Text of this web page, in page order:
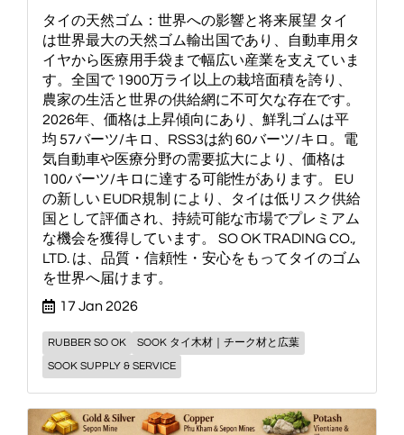
タイの天然ゴム：世界への影響と将来展望 タイ
は世界最大の天然ゴム輸出国であり、自動車用タ
イヤから医療用手袋まで幅広い産業を支えていま
す。全国で 1900万ライ以上の栽培面積を誇り、
農家の生活と世界の供給網に不可欠な存在です。
2026年、価格は上昇傾向にあり、鮮乳ゴムは平
均 57バーツ/キロ、RSS3は約 60バーツ/キロ。電
気自動車や医療分野の需要拡大により、価格は
100バーツ/キロに達する可能性があります。 EU
の新しい EUDR規制 により、タイは低リスク供給
国として評価され、持続可能な市場でプレミアム
な機会を獲得しています。 SO OK TRADING CO.,
LTD. は、品質・信頼性・安心をもってタイのゴム
を世界へ届けます。
17 Jan 2026
RUBBER SO OK
SOOK タイ木材｜チーク材と広葉
SOOK SUPPLY & SERVICE